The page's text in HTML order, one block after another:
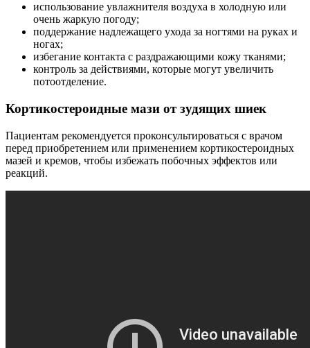
использование увлажнителя воздуха в холодную или
очень жаркую погоду;
поддержание надлежащего ухода за ногтями на руках и
ногах;
избегание контакта с раздражающими кожу тканями;
контроль за действиями, которые могут увеличить
потоотделение.
Кортикостероидные мази от зудящих шиек
Пациентам рекомендуется проконсультироваться с врачом
перед приобретением или применением кортикостероидных
мазей и кремов, чтобы избежать побочных эффектов или
реакций.